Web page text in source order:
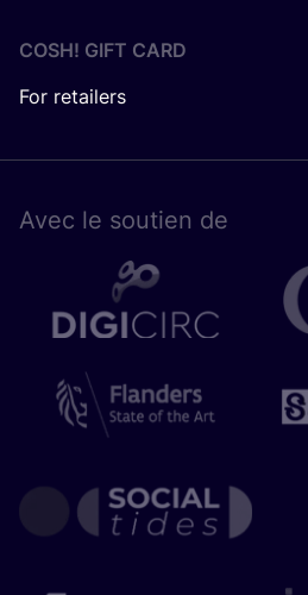
COSH! GIFT CARD
For retailers
Avec le sou­tien de